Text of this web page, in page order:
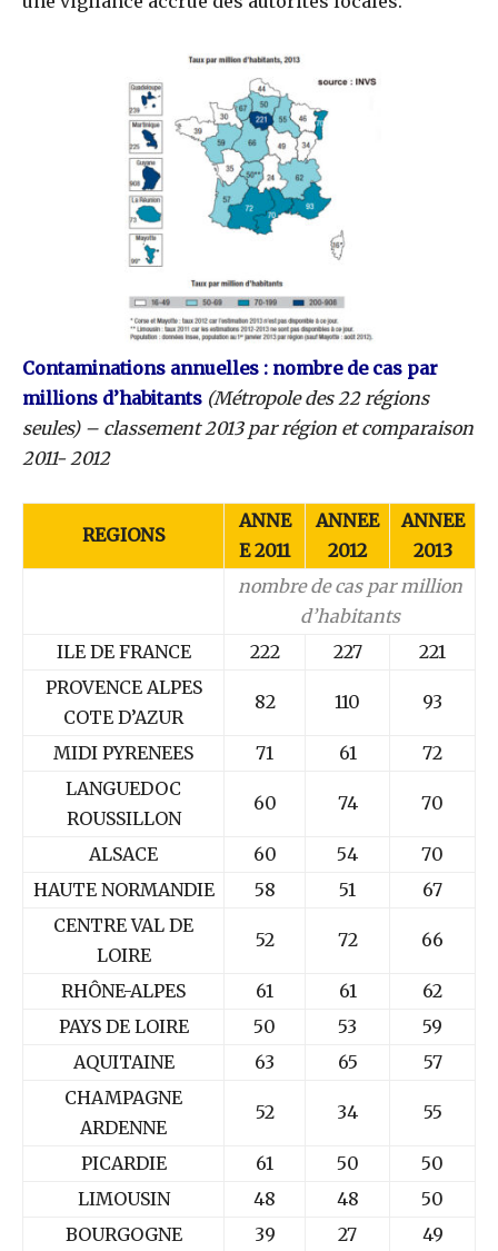
Contaminations annuelles : nombre de cas par
millions d’habitants (Métropole des 22 régions
seules) – classement 2013 par région et comparaison
2011- 2012
REGIONS
ANNE
E 2011
ANNEE
2012
ANNEE
2013
nombre de cas par million
d’habitants
ILE DE FRANCE
222 227
221
PROVENCE ALPES
COTE D’AZUR
82 110 93
MIDI PYRENEES 71 61
72
LANGUEDOC
ROUSSILLON
60 74 70
ALSACE 60 54
70
HAUTE NORMANDIE
58 51
67
CENTRE VAL DE
LOIRE
52 72 66
RHÔNE-ALPES 61 61
62
PAYS DE LOIRE
50 53
59
AQUITAINE
63 65
57
CHAMPAGNE
ARDENNE
52 34 55
PICARDIE 61 50
50
LIMOUSIN
48 48
50
BOURGOGNE
39 27
49